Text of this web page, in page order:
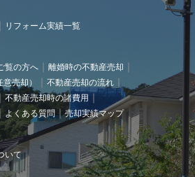
リフォーム実績一覧
覧の方へ
離婚時の不動産売却
売却）
不動産売却の流れ
不動産売却時の諸費用
よくある質問 売却実績マップ
いて